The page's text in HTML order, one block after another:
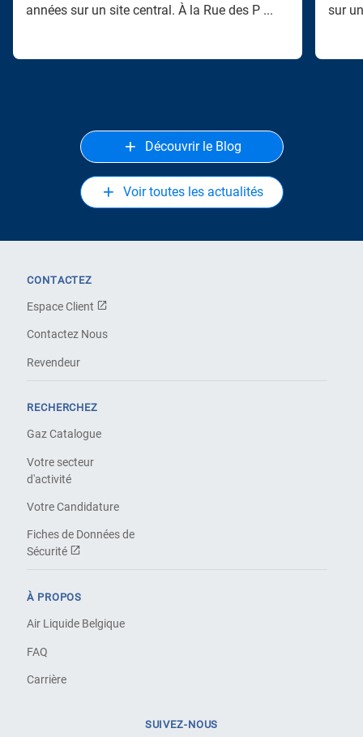
années sur un site central. À la Rue des P ...
sur
Découvrir le Blog
Voir toutes les actualités
CONTACTEZ
Espace Client
Contactez Nous
Revendeur
RECHERCHEZ
Gaz Catalogue
Votre secteur
d'activité
Votre Candidature
Fiches de Données de
Sécurité
À PROPOS
Air Liquide Belgique
FAQ
Carrière
SUIVEZ-NOUS